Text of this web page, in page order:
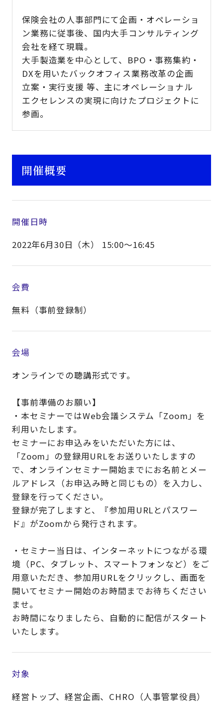
保険会社の人事部門にて企画・オペレーショ
ン業務に従事後、国内大手コンサルティング
会社を経て現職。
大手製造業を中心として、BPO・事務集約・
DXを用いたバックオフィス業務改革の企画
立案・実行支援 等、主にオペレーショナル
エクセレンスの実現に向けたプロジェクトに
参画。
開催概要
開催日時
2022年6月30日（木） 15:00～16:45
会費
無料（事前登録制）
会場
オンラインでの聴講形式です。
【事前準備のお願い】
・本セミナーではWeb会議システム「Zoom」を
利用いたします。
セミナーにお申込みをいただいた方には、
「Zoom」の登録用URLをお送りいたしますの
で、オンラインセミナー開始までにお名前とメー
ルアドレス（お申込み時と同じもの）を入力し、
登録を行ってください。
登録が完了しますと、『参加用URLとパスワー
ド』がZoomから発行されます。
・セミナー当日は、インターネットにつながる環
境（PC、タブレット、スマートフォンなど）をご
用意いただき、参加用URLをクリックし、画面を
開いてセミナー開始のお時間までお待ちください
ませ。
お時間になりましたら、自動的に配信がスタート
いたします。
対象
経営トップ、経営企画、CHRO（人事管掌役員）